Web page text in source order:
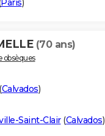
(70 ans)
obsèques
(Calvados)
Saint-Clair(Calvados)